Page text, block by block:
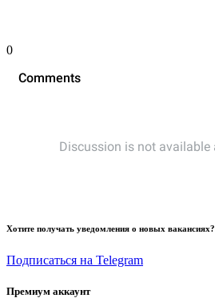
0
Хотите получать уведомления о новых вакансиях?
Подписаться на Telegram
Премиум аккаунт